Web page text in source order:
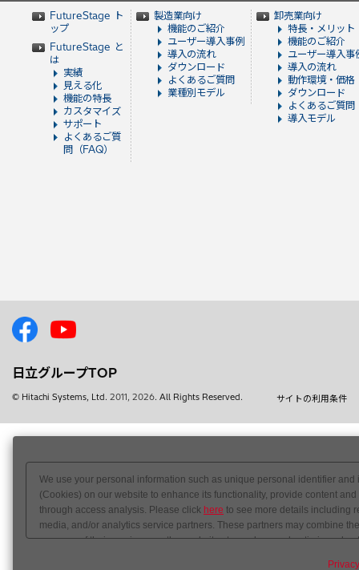
FutureStage ト
ップ
FutureStage と
は
実績
見える化
機能の特長
カスタマイズ
サポート
よくあるご質
問（FAQ）
製造業向け
機能のご紹介
ユーザー導入事例
導入の流れ
ダウンロード
よくあるご質問
業種別モデル
卸売業向け
特長・メリット
機能のご紹介
ユーザー導入事
導入の流れ
動作環境・価格
ダウンロード
よくあるご質問
導入モデル
日立グループTOP
サイトの利用条件
© Hitachi Systems, Ltd. 2011, 2026. All Rights Reserved.
We use your personal information such as unique personal identifier
(Cookies) on our website to enhance its functionality, provide content
through access analysis. Please click here to see more details including
media, and/or analytics service partners. These partners may combine
your use of their services or other websites to analyze and optimize